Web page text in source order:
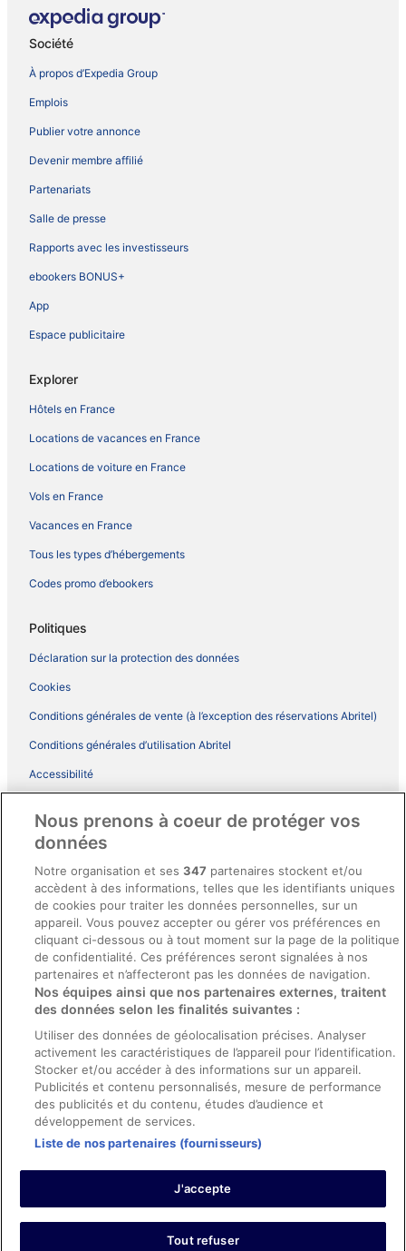
Société
À propos d’Expedia Group
Emplois
Publier votre annonce
Devenir membre affilié
Partenariats
Salle de presse
Rapports avec les investisseurs
ebookers BONUS+
App
Espace publicitaire
Explorer
Hôtels en France
Locations de vacances en France
Locations de voiture en France
Vols en France
Vacances en France
Tous les types d’hébergements
Codes promo d’ebookers
Politiques
Déclaration sur la protection des données
Cookies
Conditions générales de vente (à l’exception des réservations Abritel)
Conditions générales d’utilisation Abritel
Accessibilité
Conditions générales du programme BONUS+ d’ebookers
Directives de contenu et signalement de contenus
Aide
Soutien
Annuler votre réservation d’hôtel ou de propriété de vacances
Échéances de remboursement
Utiliser un coupon ebookers
Electron, CartaSi, Carte Bleue, PayPal et Eurocard.
© 2026 Expedia, Inc., une entreprise d’Expedia Group. Tous droits
réservés. ebookers et le logo ebookers sont des marques
commerciales ou des marques déposées d’Expedia, Inc.
Nous prenons à coeur de protéger vos
données
Notre organisation et ses347 partenaires stockent et/ou
accèdent à des informations, telles que les identifiants uniques
de cookies pour traiter les données personnelles, sur un
appareil. Vous pouvez accepter ou gérer vos préférences en
cliquant ci-dessous ou à tout moment sur la page de la politique
de confidentialité. Ces préférences seront signalées à nos
partenaires et n’affecteront pas les données de navigation.
Nos équipes ainsi que nos partenaires externes, traitent
des données selon les finalités suivantes :
Utiliser des données de géolocalisation précises. Analyser
activement les caractéristiques de l’appareil pour l’identification.
Stocker et/ou accéder à des informations sur un appareil.
Publicités et contenu personnalisés, mesure de performance
des publicités et du contenu, études d’audience et
développement de services.
Liste de nos partenaires (fournisseurs)
J'accepte
Tout refuser